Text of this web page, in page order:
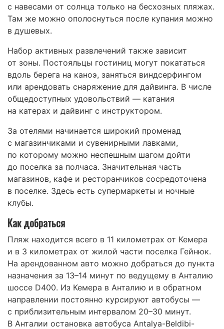
с навесами от солнца только на бесхозных пляжах.
Там же можно ополоснуться после купания можно
в душевых.
Набор активных развлечений также зависит
от зоны. Постояльцы гостиниц могут покататься
вдоль берега на каноэ, заняться виндсерфингом
или арендовать снаряжение для дайвинга. В числе
общедоступных удовольствий — катания
на катерах и дайвинг с инструктором.
За отелями начинается широкий променад
с магазинчиками и сувенирными лавками,
по которому можно неспешным шагом дойти
до поселка за полчаса. Значительная часть
магазинов, кафе и ресторанчиков сосредоточена
в поселке. Здесь есть супермаркеты и ночные
клубы.
Как добраться
Пляж находится всего в 11 километрах от Кемера
и в 3 километрах от жилой части поселка Гейнюк.
На арендованном авто можно добраться до пункта
назначения за 13–14 минут по ведущему в Анталию
шоссе D400. Из Кемера в Анталию и в обратном
направлении постоянно курсируют автобусы —
с приблизительным интервалом 20–30 минут.
В Анталии остановка автобуса Antalya-Beldibi-